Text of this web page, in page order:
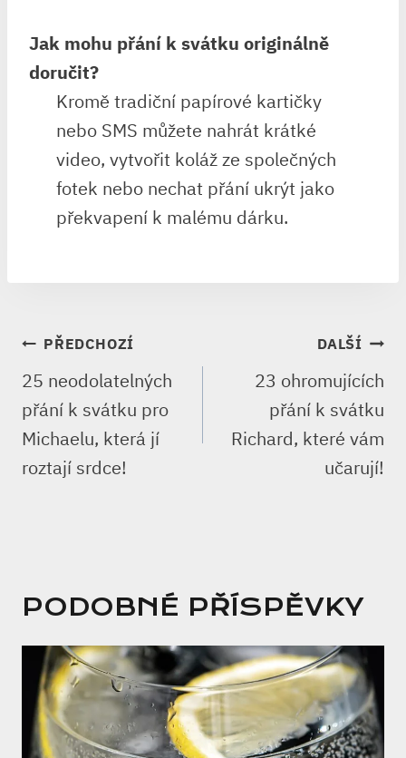
Jak mohu přání k svátku originálně
doručit?
Kromě tradiční papírové kartičky
nebo SMS můžete nahrát krátké
video, vytvořit koláž ze společných
fotek nebo nechat přání ukrýt jako
překvapení k malému dárku.
NAVIGACE
PRO
PŘÍSPĚVEK
PŘEDCHOZÍ
25 neodolatelných
přání k svátku pro
Michaelu, která jí
roztají srdce!
DALŠÍ
23 ohromujících
přání k svátku
Richard, které vám
učarují!
PODOBNÉ PŘÍSPĚVKY